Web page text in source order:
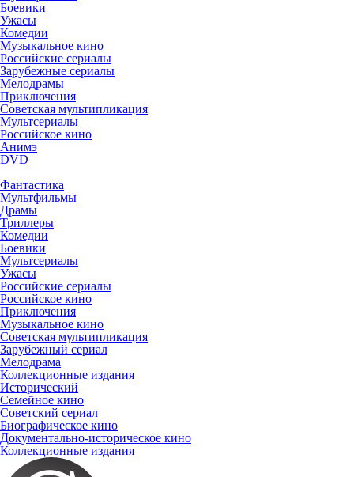
Боевики
Ужасы
Комедии
Музыкальное кино
Российские сериалы
Зарубежные сериалы
Мелодрамы
Приключения
Советская мультипликация
Мультсериалы
Российское кино
Анимэ
DVD
Фантастика
Мультфильмы
Драмы
Триллеры
Комедии
Боевики
Мультсериалы
Ужасы
Российские сериалы
Российское кино
Приключения
Музыкальное кино
Советская мультипликация
Зарубежный сериал
Мелодрама
Коллекционные издания
Исторический
Семейное кино
Советский сериал
Биографическое кино
Документально-историческое кино
Коллекционные издания